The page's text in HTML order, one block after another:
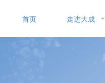
首页 走进大成